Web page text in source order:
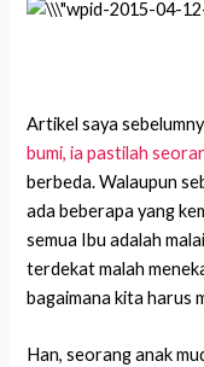
Artikel saya
bumi, ia pastilah
berbeda. Walaupun
ada beberapa yang
semua Ibu adalah
terdekat malah
bagaimana kita harus
Han, seorang anak